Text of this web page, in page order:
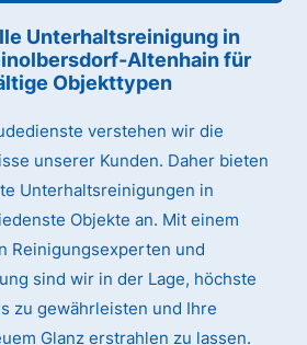
Unterhaltsreinigung in
Altenhainfür
Objekttypen
verstehen wir die
unserer Kunden. Daher bieten
Unterhaltsreinigungen in
Objekte an. Mit einem
Reinigungsexperten und
sind wir in der Lage, höchste
zu gewährleisten und Ihre
Glanz erstrahlen zu lassen.